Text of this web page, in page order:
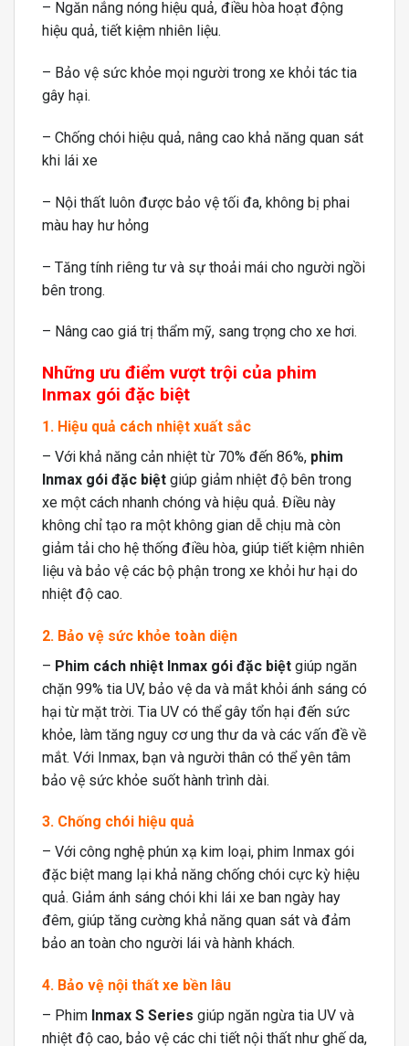
– Ngăn nắng nóng hiệu quả, điều hòa hoạt động
hiệu quả, tiết kiệm nhiên liệu.
– Bảo vệ sức khỏe mọi người trong xe khỏi tác tia
gây hại.
– Chống chói hiệu quả, nâng cao khả năng quan sát
khi lái xe
– Nội thất luôn được bảo vệ tối đa, không bị phai
màu hay hư hỏng
– Tăng tính riêng tư và sự thoải mái cho người ngồi
bên trong.
– Nâng cao giá trị thẩm mỹ, sang trọng cho xe hơi.
Những ưu điểm vượt trội của phim
Inmax gói đặc biệt
1. Hiệu quả cách nhiệt xuất sắc
– Với khả năng cản nhiệt từ 70% đến 86%, phim
Inmax gói đặc biệt giúp giảm nhiệt độ bên trong
xe một cách nhanh chóng và hiệu quả. Điều này
không chỉ tạo ra một không gian dễ chịu mà còn
giảm tải cho hệ thống điều hòa, giúp tiết kiệm nhiên
liệu và bảo vệ các bộ phận trong xe khỏi hư hại do
nhiệt độ cao.
2. Bảo vệ sức khỏe toàn diện
– Phim cách nhiệt Inmax gói đặc biệt giúp ngăn
chặn 99% tia UV, bảo vệ da và mắt khỏi ánh sáng có
hại từ mặt trời. Tia UV có thể gây tổn hại đến sức
khỏe, làm tăng nguy cơ ung thư da và các vấn đề về
mắt. Với Inmax, bạn và người thân có thể yên tâm
bảo vệ sức khỏe suốt hành trình dài.
3. Chống chói hiệu quả
– Với công nghệ phún xạ kim loại, phim Inmax gói
đặc biệt mang lại khả năng chống chói cực kỳ hiệu
quả. Giảm ánh sáng chói khi lái xe ban ngày hay
đêm, giúp tăng cường khả năng quan sát và đảm
bảo an toàn cho người lái và hành khách.
4. Bảo vệ nội thất xe bền lâu
– Phim Inmax S Series giúp ngăn ngừa tia UV và
nhiệt độ cao, bảo vệ các chi tiết nội thất như ghế da,